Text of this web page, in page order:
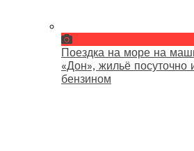
Поездка на море на
«Дон», жильё посуточно
бензином